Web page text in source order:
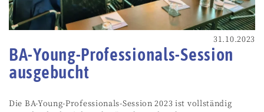
31.10.2023
BA-Young-Professionals-Session
ausgebucht
Die BA-Young-Professionals-Session 2023 ist vollständig